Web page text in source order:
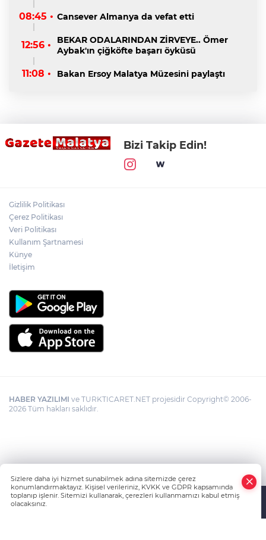
08:45 • Cansever Almanya da vefat etti
12:56 •
BEKAR ODALARINDAN ZİRVEYE.. Ömer
Aybak'ın çiğköfte başarı öyküsü
11:08 • Bakan Ersoy Malatya Müzesini paylaştı
Bizi Takip Edin!
Gizlilik Politikası
Çerez Politikası
Veri Politikası
Kullanım Şartnamesi
Künye
İletişim
HABER YAZILIMI ve TURKTICARET.NET projesidir Copyright© 2006-
2026 Tüm hakları saklıdır.
Sizlere daha iyi hizmet sunabilmek adına sitemizde çerez
konumlandırmaktayız. Kişisel verileriniz, KVKK ve GDPR kapsamında
toplanıp işlenir. Sitemizi kullanarak, çerezleri kullanmamızı kabul etmiş
olacaksınız.